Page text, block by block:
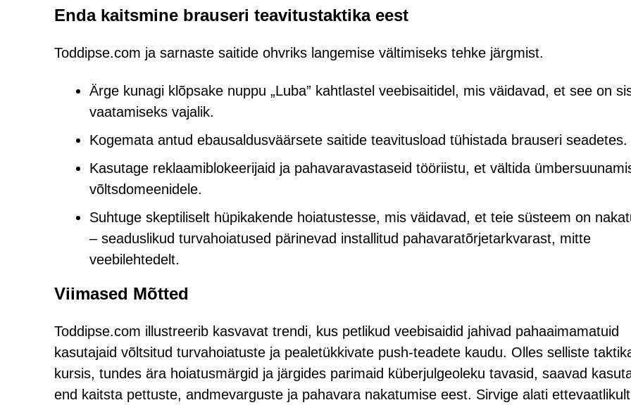
Enda kaitsmine brauseri teavitustaktika eest
Toddipse.com ja sarnaste saitide ohvriks langemise vältimiseks tehke järgmist.
Ärge kunagi klõpsake nuppu „Luba” kahtlastel veebisaitidel, mis väidavad, et see on
vaatamiseks vajalik.
Kogemata antud ebausaldusväärsete saitide teavitusload tühistada brauseri seadetes.
Kasutage reklaamiblokeerijaid ja pahavaravastaseid tööriistu, et vältida
võltsdomeenidele.
Suhtuge skeptiliselt hüpikakende hoiatustesse, mis väidavad, et teie süsteem on
– seaduslikud turvahoiatused pärinevad installitud pahavaratõrjetarkvarast, mitte
veebilehtedelt.
Viimased Mõtted
Toddipse.com illustreerib kasvavat trendi, kus petlikud veebisaidid jahivad pahaaimamatuid
kasutajaid võltsitud turvahoiatuste ja pealetükkivate push-teadete kaudu. Olles selliste
kursis, tundes ära hoiatusmärgid ja järgides parimaid küberjulgeoleku tavasid, saavad
end kaitsta pettuste, andmevarguste ja pahavara nakatumise eest. Sirvige alati